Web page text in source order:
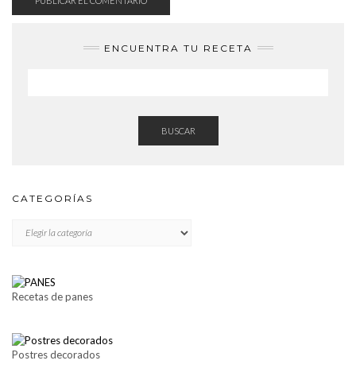
ENCUENTRA TU RECETA
BUSCAR
CATEGORÍAS
Recetas de panes
Postres decorados